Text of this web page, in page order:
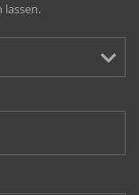
lassen.